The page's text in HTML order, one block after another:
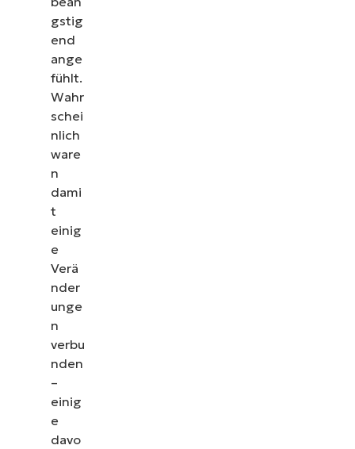
gstig
end
ange
fühlt.
Wahr
schei
nlich
ware
n
dami
t
einig
e
Verä
nder
unge
n
verbu
nden
–
einig
e
davo